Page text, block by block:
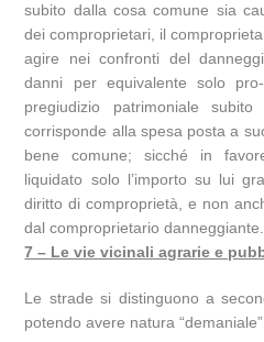
subito dalla cosa comune sia
dei comproprietari, il
agire nei confronti del
danni per equivalente solo
pregiudizio patrimoniale
corrisponde alla spesa posta a
bene comune; sicché in
liquidato solo l’importo su lui
diritto di comproprietà, e non
dal comproprietario danneggiante.
7 – Le vie vicinali agrarie e
Le strade si distinguono a
potendo avere natura